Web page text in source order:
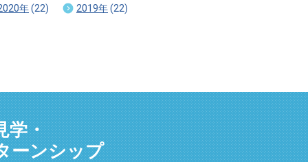
年(22) 2019年(22)
学・
ーンシップ